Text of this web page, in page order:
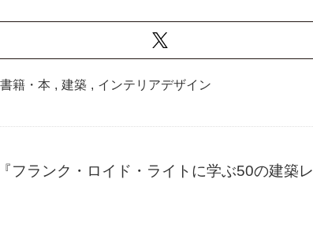
籍・本 , 建築 , インテリアデザイン
フランク・ロイド・ライトに学ぶ50の建築レ